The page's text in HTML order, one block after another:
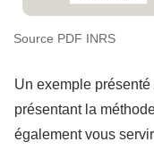
Source PDF INRS
Un exemple
présentant la
également vous